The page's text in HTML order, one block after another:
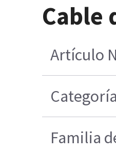
Cable
Artículo
Categoría
Familia